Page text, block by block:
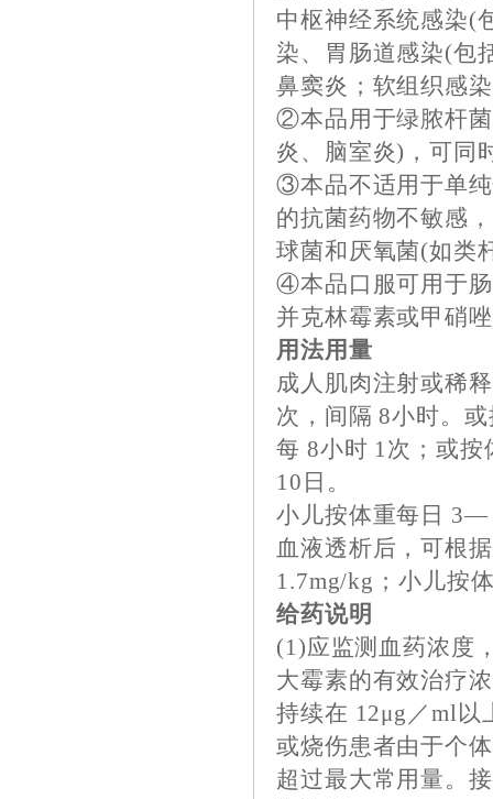
中枢神经系统感染(
染、胃肠道感染(包
鼻窦炎；软组织感
②本品用于绿脓杆
炎、脑室炎)，可同
③本品不适用于单
的抗菌药物不敏感
球菌和厌氧菌(如类
④本品口服可用于
并克林霉素或甲硝
用法用量
成人肌肉注射或稀
次，间隔 8小时。
每 8小时 1次；或按
10日。
小儿按体重每日
血液透析后，可根
1.7mg/kg；小儿按
给药说明
(1)应监测血药浓度
大霉素的有效治疗
持续在 12μg／ml以
或烧伤患者由于个
超过最大常用量。